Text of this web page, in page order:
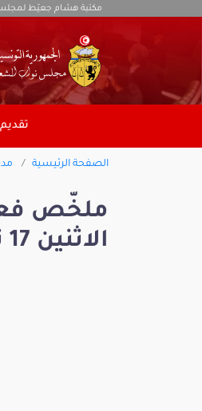
مكتبة هشام جعيّط
الصفحة الرئيسية
ملخّص
الاثنين 17 نوفمبر 2025 - مهمة النقل -